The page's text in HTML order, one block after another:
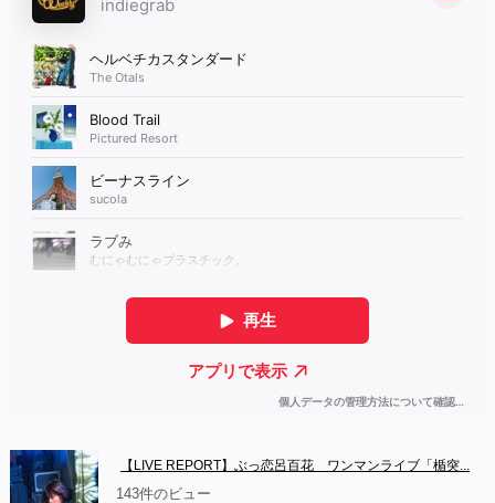
【LIVE REPORT】ぶっ恋呂百花　ワンマンライブ「楯突...
143件のビュー